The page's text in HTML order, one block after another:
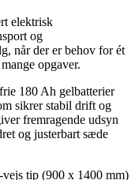
elektrisk
og
når der er behov for ét
opgaver.
180 Ah gelbatterier
sikrer stabil drift og
fremragende udsyn
og justerbart sæde
vejs tip (900 x 1400 mm)